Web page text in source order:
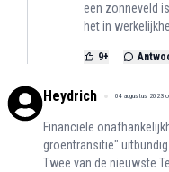
een zonneveld
het in
9+
Heydrich 04 augustus 2023
Financiele
groentransitie"
Twee van de nieuwste